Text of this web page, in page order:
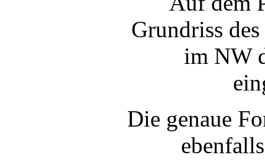
Grundriss
im NW
Die genaue